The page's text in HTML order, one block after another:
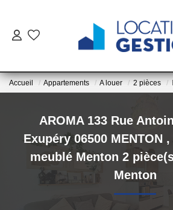
La Gestion Du
La Gestion Du
LOUER
Accueil Appartements A louer 2 pièces
AROMA 133 Rue
Exupéry 06500 MENTON
meublé Menton 2
Menton